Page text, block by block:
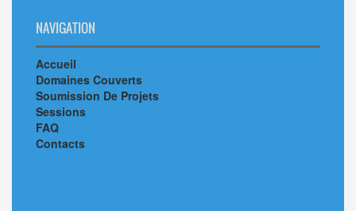
NAVIGATION
Accueil
Domaines Couverts
Soumission De Projets
Sessions
FAQ
Contacts